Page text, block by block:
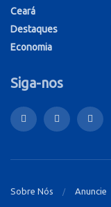
Ceará
Destaques
Economia
Siga-nos
Sobre Nós Anuncie